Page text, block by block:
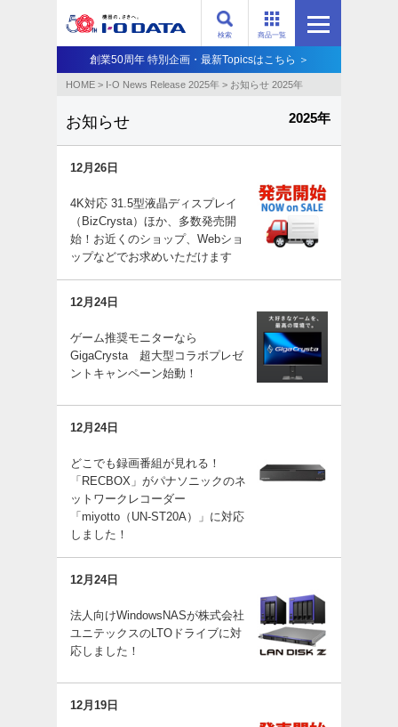
商品一覧
検索
創業50周年 特別企画・最新Topicsはこちら ＞
HOME > I-O News Release 2025年 > お知らせ 2025年
お知らせ 2025年
12月26日
4K対応 31.5型液晶ディスプレイ
（BizCrysta）ほか、多数発売開
始！お近くのショップ、Webショ
ップなどでお求めいただけます
12月24日
ゲーム推奨モニターなら
GigaCrysta 超大型コラボプレゼ
ントキャンペーン始動！
12月24日
どこでも録画番組が見れる！
「RECBOX」がパナソニックのネ
ットワークレコーダー
「miyotto（UN-ST20A）」に対応
しました！
12月24日
法人向けWindowsNASが株式会社
ユニテックスのLTOドライブに対
応しました！
12月19日